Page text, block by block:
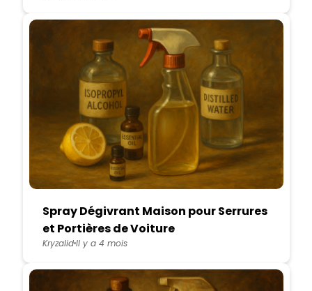
Spray Dégivrant Maison pour Serrures
et Portières de Voiture
KryzalidIl y a 4 mois